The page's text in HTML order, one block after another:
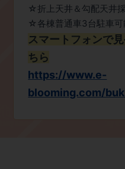
☆折上天井＆勾配天井
☆各棟普通車3台駐車可
スマートフォンで
ちら
https://www.e-
blooming.com/